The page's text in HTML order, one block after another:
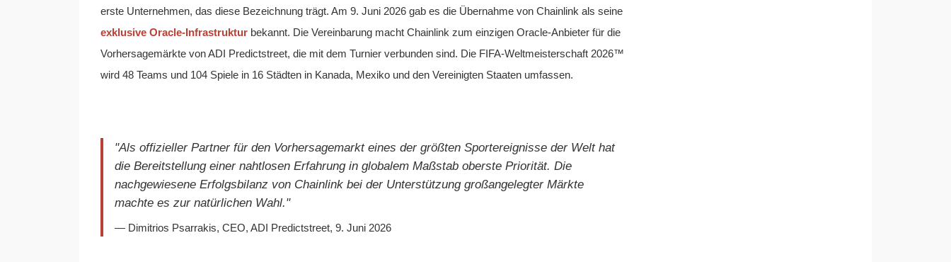
erste Unternehmen, das diese Bezeichnung trägt. Am 9. Juni 2026 gab es die Übernahme von Chainlink als seine
exklusive Oracle-Infrastruktur bekannt. Die Vereinbarung macht Chainlink zum einzigen Oracle-Anbieter für die
Vorhersagemärkte von ADI Predictstreet, die mit dem Turnier verbunden sind. Die FIFA-Weltmeisterschaft 2026™
wird 48 Teams und 104 Spiele in 16 Städten in Kanada, Mexiko und den Vereinigten Staaten umfassen.
"Als offizieller Partner für den Vorhersagemarkt eines der größten Sportereignisse der Welt hat
die Bereitstellung einer nahtlosen Erfahrung in globalem Maßstab oberste Priorität. Die
nachgewiesene Erfolgsbilanz von Chainlink bei der Unterstützung großangelegter Märkte
machte es zur natürlichen Wahl."
— Dimitrios Psarrakis, CEO, ADI Predictstreet, 9. Juni 2026